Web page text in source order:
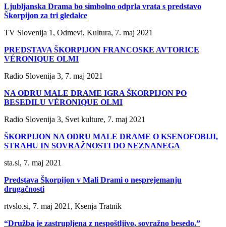
Ljubljanska Drama bo simbolno odprla vrata s predstavo
Škorpijon za tri gledalce
TV Slovenija 1, Odmevi, Kultura, 7. maj 2021
PREDSTAVA ŠKORPIJON FRANCOSKE AVTORICE
VÉRONIQUE OLMI
Radio Slovenija 3, 7. maj 2021
NA ODRU MALE DRAME IGRA ŠKORPIJON PO
BESEDILU VÉRONIQUE OLMI
Radio Slovenija 3, Svet kulture, 7. maj 2021
ŠKORPIJON NA ODRU MALE DRAME O KSENOFOBIJI,
STRAHU IN SOVRAŽNOSTI DO NEZNANEGA
sta.si, 7. maj 2021
Predstava Škorpijon v Mali Drami o nesprejemanju
drugačnosti
rtvslo.si, 7. maj 2021, Ksenja Tratnik
“Družba je zastrupljena z nespoštljivo, sovražno besedo.”